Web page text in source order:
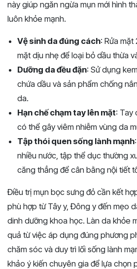
này giúp ngăn ngừa mụn mới hình
luôn khỏe mạnh.
Vệ sinh da đúng cách: Rửa mặt
mặt dịu nhẹ để loại bỏ dầu thừa
Dưỡng da đều đặn: Sử dụng
chứa dầu và sản phẩm chống
da.
Hạn chế chạm tay lên mặt: Tay
có thể gây viêm nhiễm vùng da
Tập thói quen sống lành mạnh
nhiều nước, tập thể dục thường
căng thẳng để cân bằng nội tiết
Điều trị mụn bọc sưng đỏ cần kết
phù hợp từ Tây y, Đông y đến mẹo
dinh dưỡng khoa học. Làn da khỏe
quả từ việc áp dụng đúng phương
chăm sóc và duy trì lối sống lành
khảo ý kiến chuyên gia để lựa chọn